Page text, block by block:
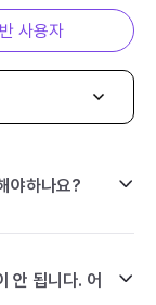
사용자
야하나요?
안 됩니다. 어